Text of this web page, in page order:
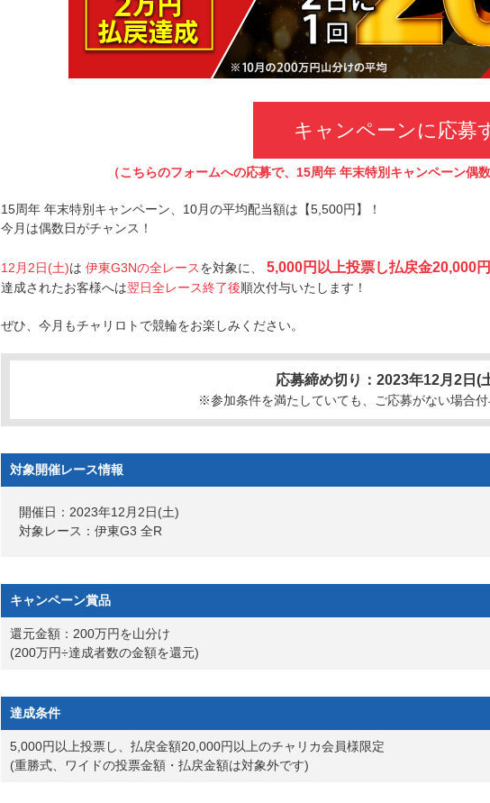
キャンペーンに応募
（こちらのフォームへの応募で、15周年 年末特別キャンペーン偶
15周年 年末特別キャンペーン、10月の平均配当額は【5,500円】！
今月は偶数日がチャンス！
12月2日(土)は 伊東G3Nの全レースを対象に、 5,000円以上投票し払戻金20,000
達成されたお客様へは翌日全レース終了後順次付与いたします！
ぜひ、今月もチャリロトで競輪をお楽しみください。
応募締め切り：2023年12月2日(
※参加条件を満たしていても、ご応募がない場合
対象開催レース情報
開催日：2023年12月2日(土)
対象レース：伊東G3 全R
キャンペーン賞品
還元金額：200万円を山分け
(200万円÷達成者数の金額を還元)
達成条件
5,000円以上投票し、払戻金額20,000円以上のチャリカ会員様限定
(重勝式、ワイドの投票金額・払戻金額は対象外です)